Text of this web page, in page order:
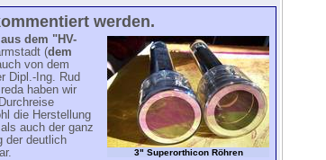
werden.
3" Superorthicon Röhren
dem "HV-
(dem
von dem
Dipl.-Ing. Rud
haben wir
die Herstellung
auch der ganz
der deutlich